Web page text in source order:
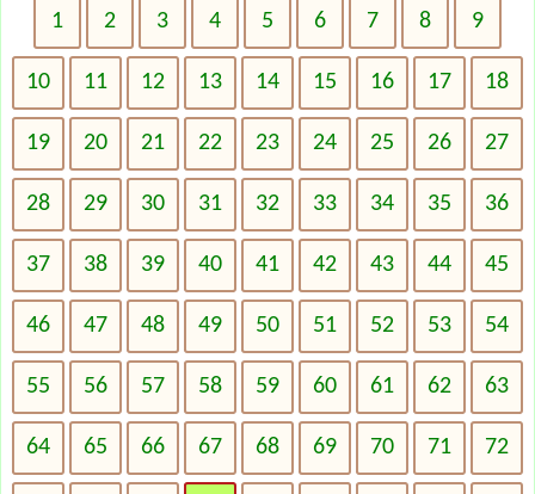
1 2 3 4 5 6 7 8 9
10 11 12 13 14 15 16 17 18
19 20 21 22 23 24 25 26 27
28 29 30 31 32 33 34 35 36
37 38 39 40 41 42 43 44 45
46 47 48 49 50 51 52 53 54
55 56 57 58 59 60 61 62 63
64 65 66 67 68 69 70 71 72